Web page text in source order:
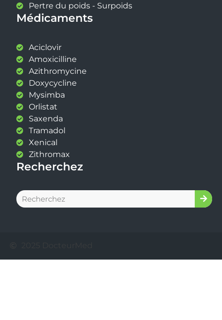
Pertre du poids - Surpoids
Médicaments
Aciclovir
Amoxicilline
Azithromycine
Doxycycline
Mysimba
Orlistat
Saxenda
Tramadol
Xenical
Zithromax
Recherchez